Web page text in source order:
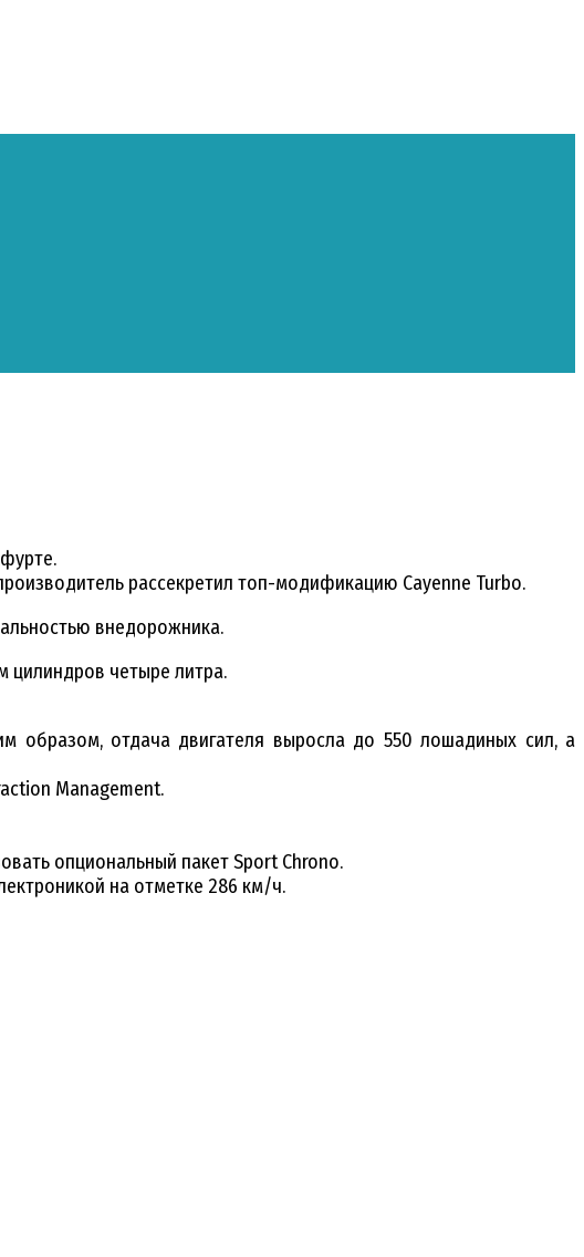
рассекретил топ-модификацию Cayenne Turbo.
внедорожника.
цилиндров четыре литра.
образом, отдача двигателя выросла до 550 лошадиных сил, а
Management.
опциональный пакет Sport Chrono.
на отметке 286 км/ч.